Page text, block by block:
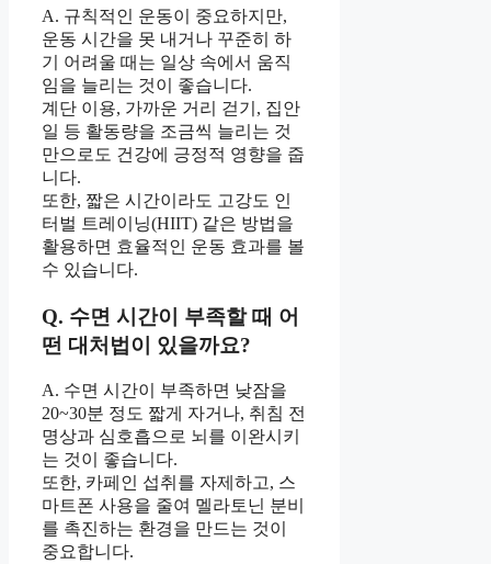
A. 규칙적인 운동이 중요하지만,
운동 시간을 못 내거나 꾸준히 하
기 어려울 때는 일상 속에서 움직
임을 늘리는 것이 좋습니다.
계단 이용, 가까운 거리 걷기, 집안
일 등 활동량을 조금씩 늘리는 것
만으로도 건강에 긍정적 영향을 줍
니다.
또한, 짧은 시간이라도 고강도 인
터벌 트레이닝(HIIT) 같은 방법을
활용하면 효율적인 운동 효과를 볼
수 있습니다.
Q. 수면 시간이 부족할 때 어
떤 대처법이 있을까요?
A. 수면 시간이 부족하면 낮잠을
20~30분 정도 짧게 자거나, 취침 전
명상과 심호흡으로 뇌를 이완시키
는 것이 좋습니다.
또한, 카페인 섭취를 자제하고, 스
마트폰 사용을 줄여 멜라토닌 분비
를 촉진하는 환경을 만드는 것이
중요합니다.